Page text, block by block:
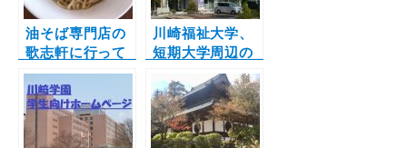
油そば専門店の
歌志軒に行って
きました！！
川崎福祉大学、
短期大学周辺の
最新お部屋情
報！